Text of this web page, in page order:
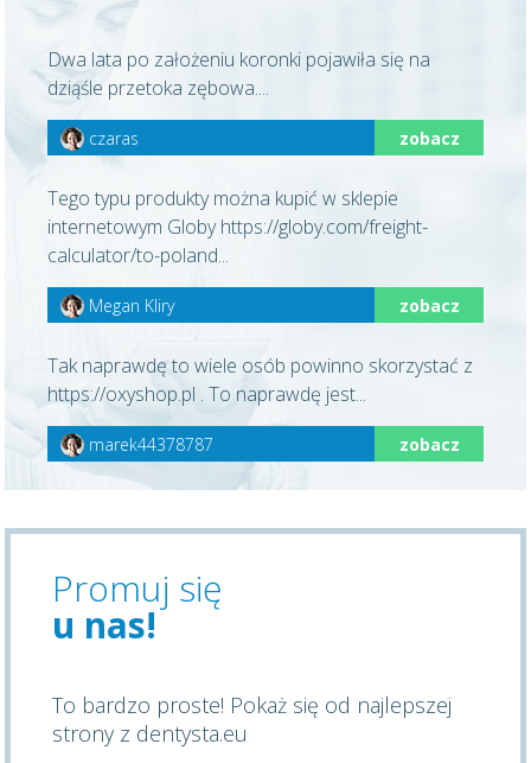
Dwa lata po założeniu koronki pojawiła się na
dziąśle przetoka zębowa....
czaras zobacz
Tego typu produkty można kupić w sklepie
internetowym Globy https://globy.com/freight-
calculator/to-poland...
Megan Kliry zobacz
Tak naprawdę to wiele osób powinno skorzystać z
https://oxyshop.pl . To naprawdę jest...
marek44378787 zobacz
Promuj się
u nas!
To bardzo proste! Pokaż się od najlepszej
strony z dentysta.eu